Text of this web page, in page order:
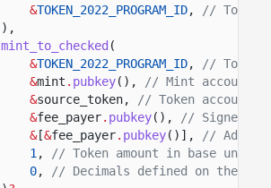
&TOKEN_2022_PROGRAM_ID,
// Token
),
mint_to_checked (
&TOKEN_2022_PROGRAM_ID,
// Token
&mint . pubkey(),
// Mint account
&source_token,
// Token account
&fee_payer. pubkey(),
// Signer
&[&fee_payer. pubkey()],
//
1 ,
// Token amount in base units.
0,
// Decimals defined on the